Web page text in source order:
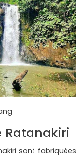
Ratanakiri
sont fabriquées